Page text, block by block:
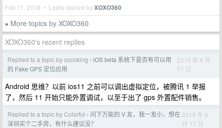
Feb 11, 2018 • Lastly replied byXOXO360
» More topics by XOXO360
XOXO360's recent replies
Replied to a topic by cocoking › iOS beta 系统下是否有可以用
的 Fake GPS 定位应用
2019 年 6 月
17 日
Android 思维？以前 ios11 之前可以调出虚拟定位，被腾讯 1 举报
了，然后 11 开始只能外置调试，以至于出了 gps 外置配件销售。
Replied to a topic by Colorful › 问下万能的 V 友，我一发小，想在
深圳买个二手房，有什么建议没？
2019 年 6
月 17 日